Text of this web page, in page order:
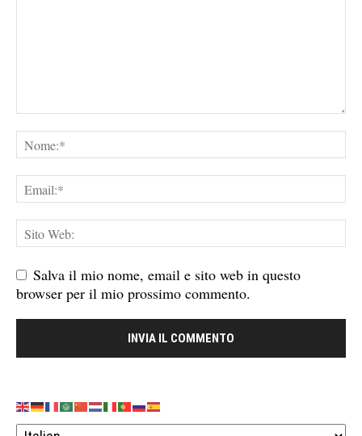
Salva il mio nome, email e sito web in questo
browser per il mio prossimo commento.